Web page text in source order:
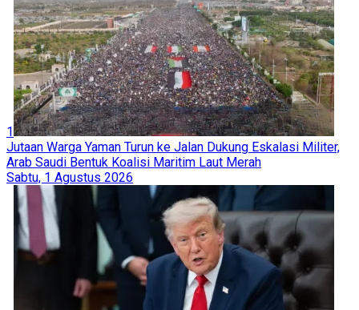
1
Jutaan Warga Yaman Turun ke Jalan Dukung Eskalasi Militer,
Arab Saudi Bentuk Koalisi Maritim Laut Merah
Sabtu, 1 Agustus 2026